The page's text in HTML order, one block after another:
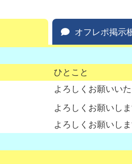
オフレポ掲示
ひとこと
よろしくお願いい
よろしくお願いし
よろしくお願いし